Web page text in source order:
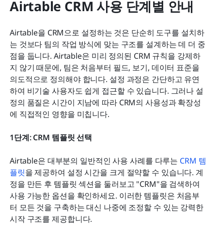
Airtable CRM 사용 단계별 안내
Airtable을 CRM으로 설정하는 것은 단순히 도구를 설치하
는 것보다 팀의 작업 방식에 맞는 구조를 설계하는 데 더 중
점을 둡니다. Airtable은 미리 정의된 CRM 규칙을 강제하
지 않기 때문에, 팀은 처음부터 필드, 보기, 데이터 표준을
의도적으로 정의해야 합니다. 설정 과정은 간단하고 유연
하여 비기술 사용자도 쉽게 접근할 수 있습니다. 그러나 설
정의 품질은 시간이 지남에 따라 CRM의 사용성과 확장성
에 직접적인 영향을 미칩니다.
1단계: CRM 템플릿 선택
Airtable은 대부분의 일반적인 사용 사례를 다루는 CRM 템
플릿을 제공하여 설정 시간을 크게 절약할 수 있습니다. 계
정을 만든 후 템플릿 섹션을 둘러보고 "CRM"을 검색하여
사용 가능한 옵션을 확인하세요. 이러한 템플릿은 처음부
터 모든 것을 구축하는 대신 나중에 조정할 수 있는 강력한
시작 구조를 제공합니다.